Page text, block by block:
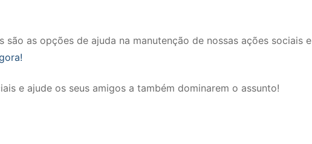
as opções de ajuda na manutenção de nossas ações sociais e
e ajude os seus amigos a também dominarem o assunto!